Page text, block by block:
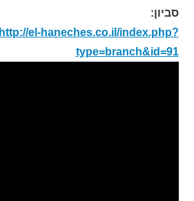
סביון:
http://el-haneches.co.il/index.php?
type=branch&id=91